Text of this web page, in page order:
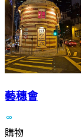
藝穗會
購物